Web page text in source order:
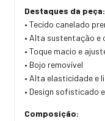
Destaques da peça:
• Tecido canelado
• Alta sustentação e
• Toque macio e
• Bojo removível
• Alta elasticidade e
• Design sofisticado
Composição: